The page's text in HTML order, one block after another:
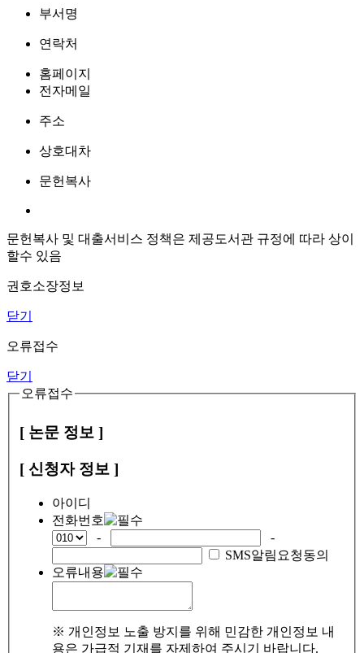
부서명
연락처
홈페이지
전자메일
주소
상호대차
문헌복사
문헌복사 및 대출서비스 정책은 제공도서관 규정에 따라 상이
할수 있음
권호소장정보
닫기
오류접수
닫기
오류접수
[ 논문 정보 ]
[ 신청자 정보 ]
아이디
전화번호
-
-
SMS알림요청동의
오류내용
※ 개인정보 노출 방지를 위해 민감한 개인정보 내
용은 가급적 기재를 자제하여 주시기 바랍니다.